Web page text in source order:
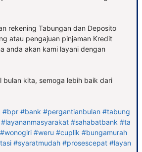
rekening Tabungan dan Deposito
atau pengajuan pinjaman Kredit
anda akan kami layani dengan
bulan kita, semoga lebih baik dari
#bpr #bank #pergantianbulan #tabung
#layananmasyarakat #sahabatbank #ta
#wonogiri #weru #cuplik #bungamurah
#syaratmudah #prosescepat #layan